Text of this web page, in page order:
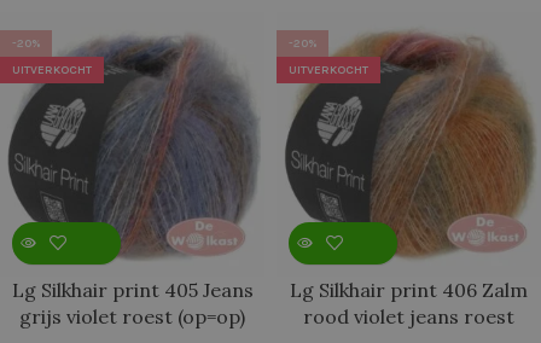
-20%
UITVERKOCHT
Lg Silkhair print 405 Jeans
grijs violet roest (op=op)
-20%
UITVERKOCHT
Lg Silkhair print 406 Zalm
rood violet jeans roest